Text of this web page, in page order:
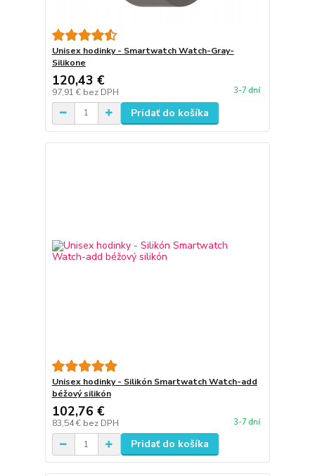
Unisex hodinky - Smartwatch Watch-Gray-
Silikone
120,43 €
97,91 € bez DPH 3-7 dní
Pridať do košíka
Unisex hodinky - Silikón Smartwatch Watch-add
béžový silikón
102,76 €
83,54 € bez DPH 3-7 dní
Pridať do košíka